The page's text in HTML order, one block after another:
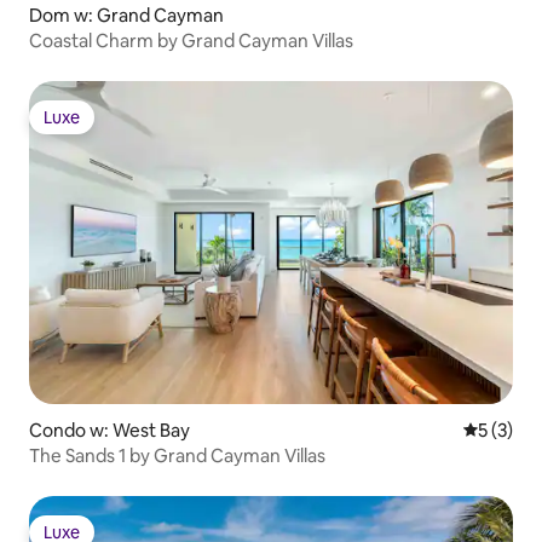
Dom w: Grand Cayman
Coastal Charm by Grand Cayman Villas
Luxe
Luxe
Condo w: West Bay Średnia
5 (3)
The Sands 1 by Grand Cayman Villas
Luxe